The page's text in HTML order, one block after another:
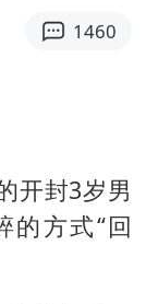
广岛长崎的昨天未必不会是日本的明天
国内发现多起“Sorry”勒索病毒攻击
1460
开封3岁男
的方式“回